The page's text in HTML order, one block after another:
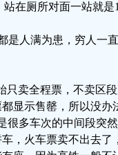
站在厕所对面一站就
是人满为患，穷人一直
只卖全程票，不卖区
显示售罄，所以没办
很多车次的中间段突
，火车票卖不出去了